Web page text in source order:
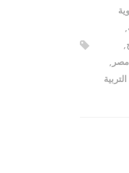
,
,
مصر ,